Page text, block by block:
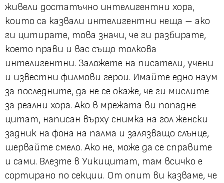
живели достатъчно интелигентни хора,
които са казвали интелигентни неща – ако
ги цитирате, това значи, че ги разбирате,
което прави и вас също толкова
интелигентни. Заложете на писатели, учени
и известни филмови герои. Имайте едно наум
за последните, да не се окаже, че ги мислите
за реални хора. Ако в мрежата ви попадне
цитат, написан върху снимка на гол женски
задник на фона на палма и залязващо слънце,
шервайте смело. Ако не, може да се справите
и сами. Влезте в Уикицитат, там всичко е
сортирано по секции. От опит ви казваме, че